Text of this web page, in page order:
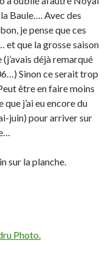
Baule…. Avec des
je pense que ces
et que la grosse saison
déjà remarqué
Sinon ce serait trop
être en faire moins
j’ai eu encore du
juin) pour arriver sur
sur la planche.
Photo.